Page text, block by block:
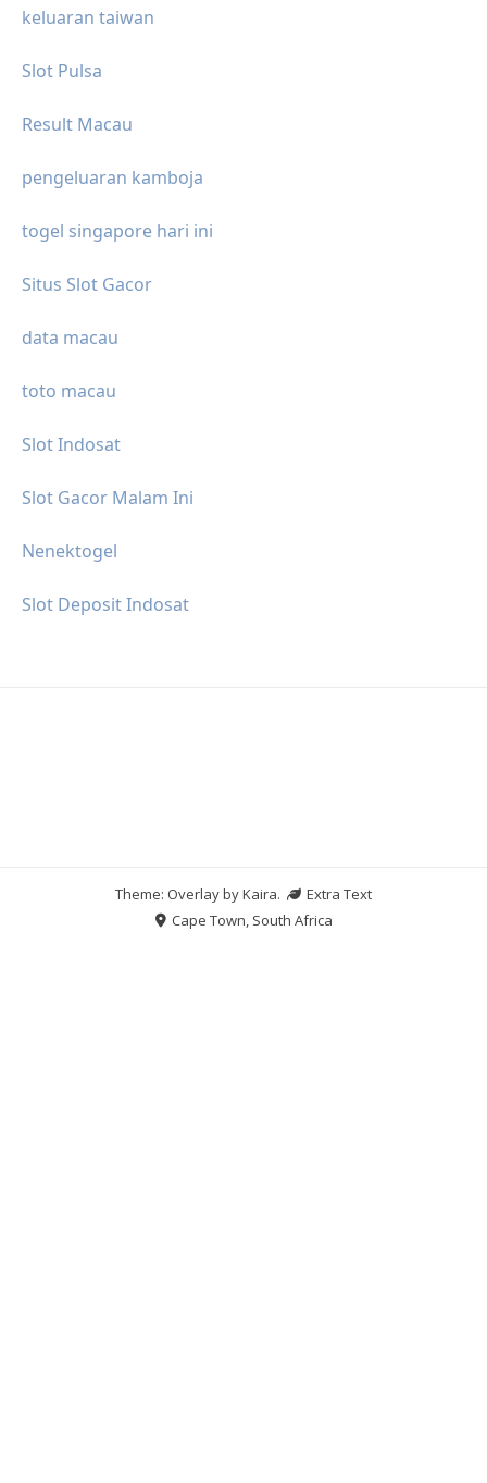
keluaran taiwan
Slot Pulsa
Result Macau
pengeluaran kamboja
togel singapore hari ini
Situs Slot Gacor
data macau
toto macau
Slot Indosat
Slot Gacor Malam Ini
Nenektogel
Slot Deposit Indosat
Theme: Overlay byKaira.
Extra Text
Cape Town, South Africa